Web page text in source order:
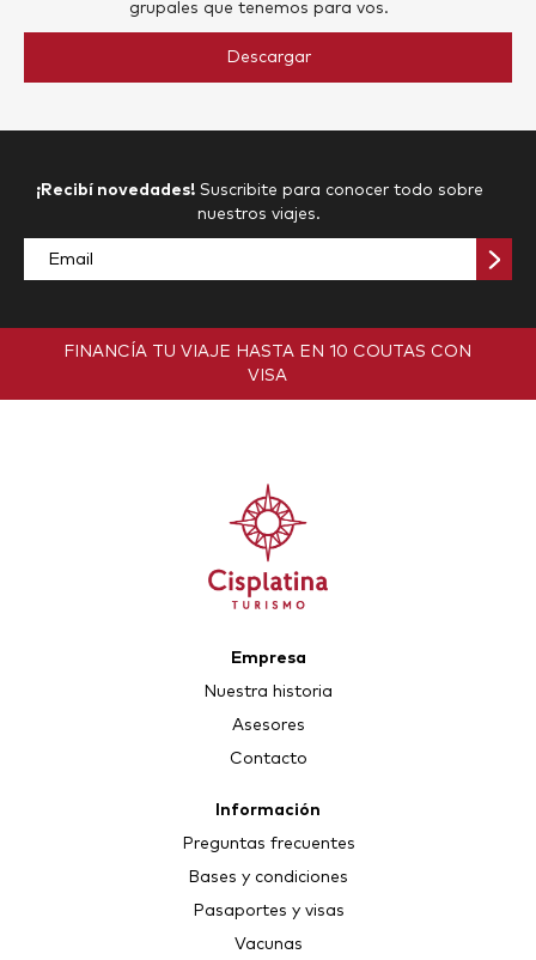
grupales que tenemos para vos.
Descargar
¡Recibí novedades! Suscribite para conocer todo sobre
nuestros viajes.
FINANCÍA TU VIAJE HASTA EN 10 COUTAS CON
VISA
Información
Preguntas frecuentes
Bases y condiciones
Pasaportes y visas
Vacunas
Empresa
Nuestra historia
Asesores
Contacto